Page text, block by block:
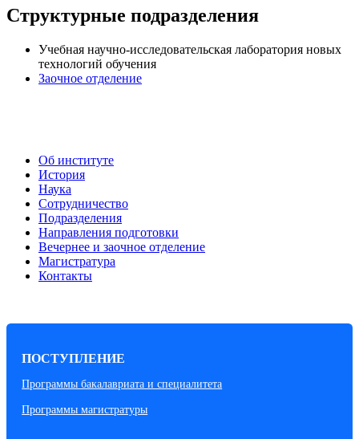
Структурные подразделения
Учебная научно-исследовательская лаборатория новых
технологий обучения
Заочное отделение
Об институте
История
Наука
Сотрудничество
Подразделения
Направления подготовки
Вечернее и заочное отделение
Магистратура
Контакты
ПОСТУПЛЕНИЕ
Программы бакалавриата и специалитета
Программы магистратуры